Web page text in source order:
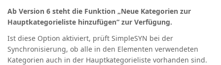
Ab Version 6 steht die Funktion „Neue Kategorien zur
Hauptkategorieliste hinzufügen“ zur Verfügung.
Ist diese Option aktiviert, prüft SimpleSYN bei der
Synchronisierung, ob alle in den Elementen verwendeten
Kategorien auch in der Hauptkategorieliste vorhanden sind.